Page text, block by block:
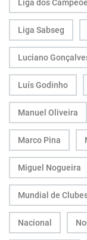
Liga dos
Liga Sabseg
Luciano
Luís Godinho
Manuel Oliveira
Marco Pina
Miguel Nogueira
Mundial de
Nacional